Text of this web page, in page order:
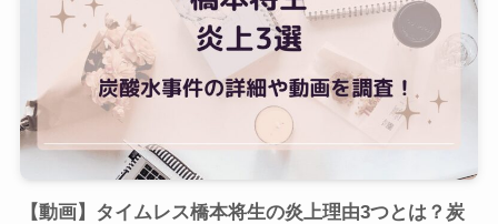
【動画】タイムレス橋本将生の炎上理由3つとは？炭